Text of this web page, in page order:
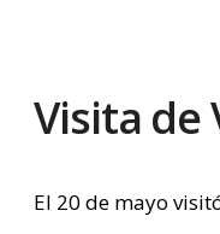
Visita de
El 20 de mayo